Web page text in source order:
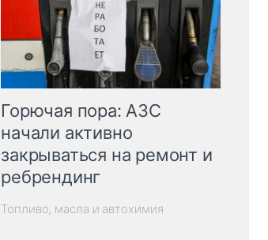
Горючая пора: АЗС
начали активно
закрываться на ремонт и
ребрендинг
Топливо, масла и автохимия